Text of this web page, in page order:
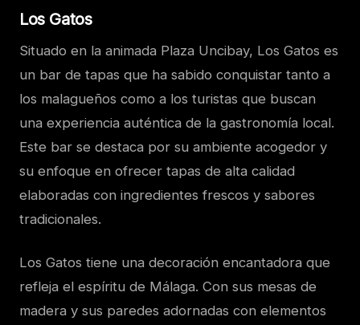
Los Gatos
Situado en la animada Plaza Uncibay, Los Gatos es
un bar de tapas que ha sabido conquistar tanto a
los malagueños como a los turistas que buscan
una experiencia auténtica de la gastronomía local.
Este bar se destaca por su ambiente acogedor y
su enfoque en ofrecer tapas de alta calidad
elaboradas con ingredientes frescos y sabores
tradicionales.
Los Gatos tiene una decoración encantadora que
refleja el espíritu de Málaga. Con sus mesas de
madera y sus paredes adornadas con elementos